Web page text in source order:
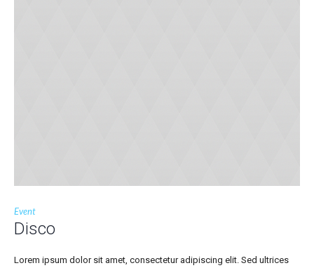
Event
Disco
Lorem ipsum dolor sit amet, consectetur adipiscing elit. Sed ultrices